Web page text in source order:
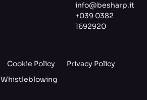
info@besharp.it
+039 0382
1692920
Cookie Policy
Privacy Policy
Whistleblowing